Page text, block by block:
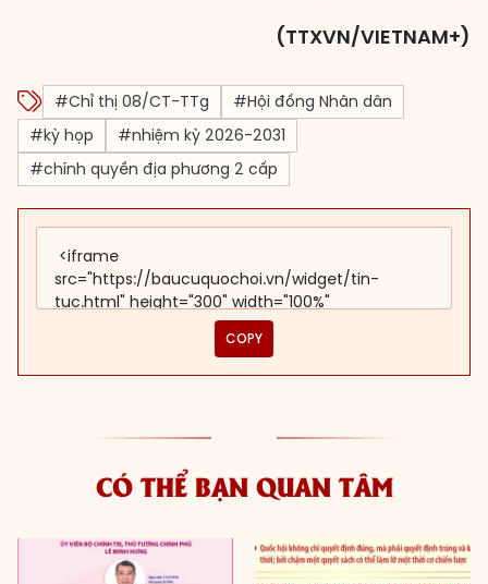
(TTXVN/VIETNAM+)
#Chỉ thị 08/CT-TTg
#Hội đồng Nhân dân
#kỳ họp
#nhiệm kỳ 2026-2031
#chính quyền địa phương 2 cấp
COPY
CÓ THỂ BẠN QUAN TÂM